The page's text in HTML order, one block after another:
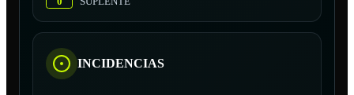
INCIDENCIAS